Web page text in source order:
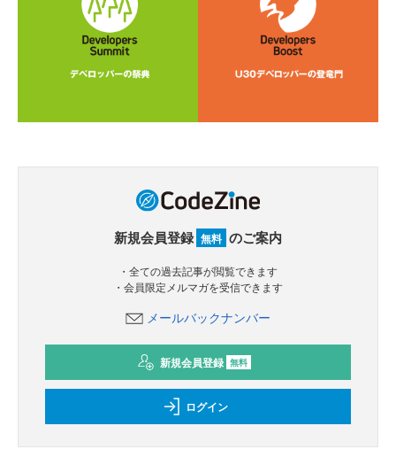
新規会員登録 無料 のご案内
・全ての過去記事が閲覧できます
・会員限定メルマガを受信できます
メールバックナンバー
新規会員登録 無料
ログイン